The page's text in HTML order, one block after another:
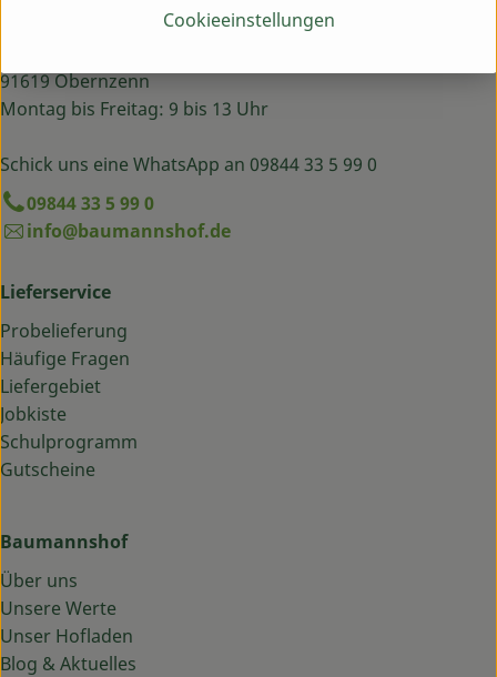
Du hast eine Frage? Wir helfen dir gern:
91619 Obernzenn
Montag bis Freitag: 9 bis 13 Uhr
Schick uns eine WhatsApp an 09844 33 5 99 0
09844 33 5 99 0
info@baumannshof.de
Lieferservice
Probelieferung
Häufige Fragen
Liefergebiet
Jobkiste
Schulprogramm
Gutscheine
Baumannshof
Über uns
Unsere Werte
Unser Hofladen
Blog & Aktuelles
Cookieeinstellungen